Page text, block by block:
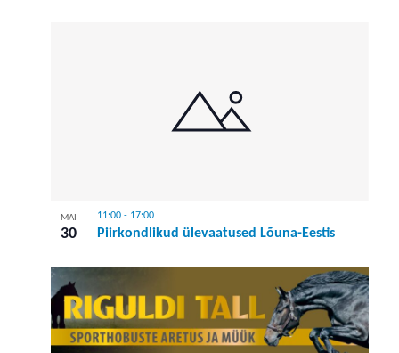
MAI
30 Piirkondlikud ülevaatused Lõuna-Eestis
11:00- 17:00